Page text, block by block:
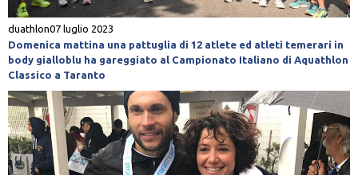
duathlon07 luglio 2023
Domenica mattina una pattuglia di 12 atlete ed atleti temerari in
body gialloblu ha gareggiato al Campionato Italiano di Aquathlon
Classico a Taranto